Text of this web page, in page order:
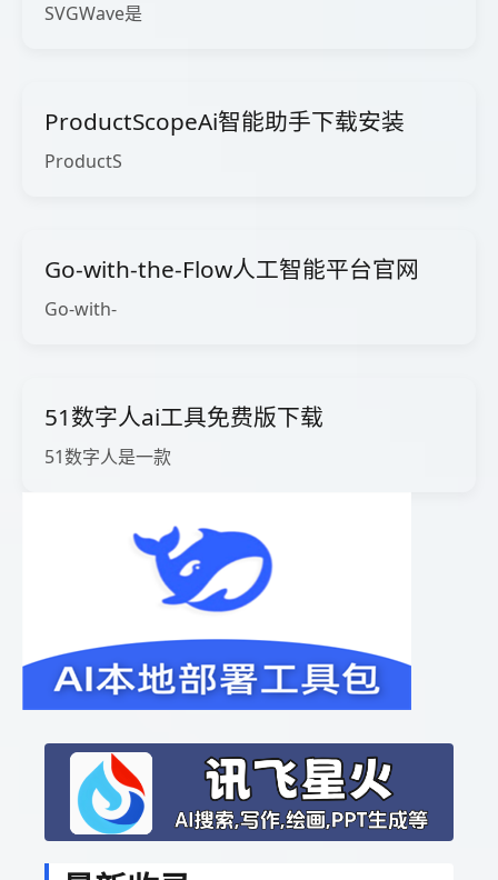
SVGWave是
ProductScopeAi智能助手下载安装
ProductS
Go-with-the-Flow人工智能平台官网
Go-with-
51数字人ai工具免费版下载
51数字人是一款